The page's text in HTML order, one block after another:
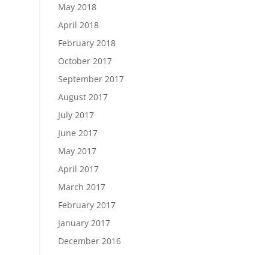
May 2018
April 2018
February 2018
October 2017
September 2017
August 2017
July 2017
June 2017
May 2017
April 2017
March 2017
February 2017
January 2017
December 2016